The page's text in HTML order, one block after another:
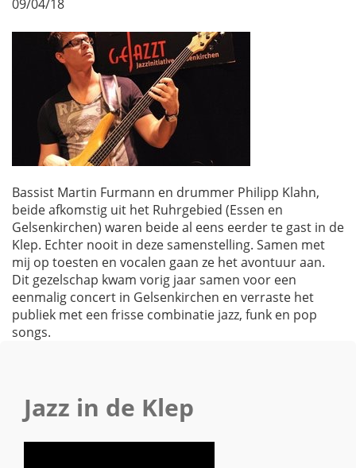
09/04/18
Bassist Martin Furmann en drummer Philipp Klahn,
beide afkomstig uit het Ruhrgebied (Essen en
Gelsenkirchen) waren beide al eens eerder te gast in de
Klep. Echter nooit in deze samenstelling. Samen met
mij op toesten en vocalen gaan ze het avontuur aan.
Dit gezelschap kwam vorig jaar samen voor een
eenmalig concert in Gelsenkirchen en verraste het
publiek met een frisse combinatie jazz, funk en pop
songs.
Jazz in de Klep